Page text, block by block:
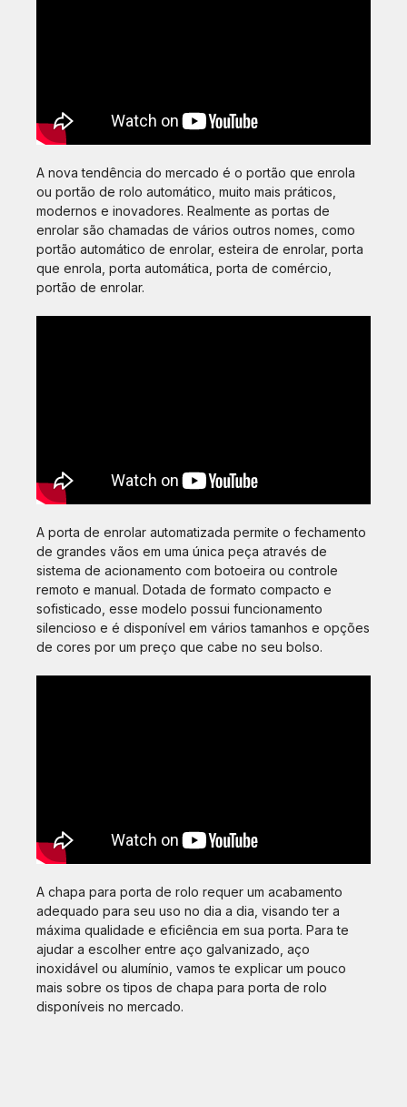
A nova tendência do mercado é o portão que enrola
ou portão de rolo automático, muito mais práticos,
modernos e inovadores. Realmente as portas de
enrolar são chamadas de vários outros nomes, como
portão automático de enrolar, esteira de enrolar, porta
que enrola, porta automática, porta de comércio,
portão de enrolar.
A porta de enrolar automatizada permite o fechamento
de grandes vãos em uma única peça através de
sistema de acionamento com botoeira ou controle
remoto e manual. Dotada de formato compacto e
sofisticado, esse modelo possui funcionamento
silencioso e é disponível em vários tamanhos e opções
de cores por um preço que cabe no seu bolso.
A chapa para porta de rolo requer um acabamento
adequado para seu uso no dia a dia, visando ter a
máxima qualidade e eficiência em sua porta. Para te
ajudar a escolher entre aço galvanizado, aço
inoxidável ou alumínio, vamos te explicar um pouco
mais sobre os tipos de chapa para porta de rolo
disponíveis no mercado.